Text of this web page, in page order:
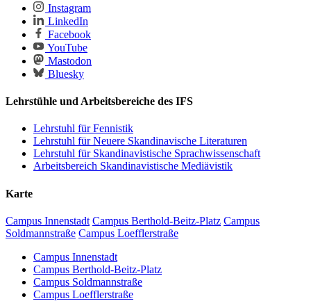
Instagram
LinkedIn
Facebook
YouTube
Mastodon
Bluesky
Lehrstühle und Arbeitsbereiche des IFS
Lehrstuhl für Fennistik
Lehrstuhl für Neuere Skandinavische Literaturen
Lehrstuhl für Skandinavistische Sprachwissenschaft
Arbeitsbereich Skandinavistische Mediävistik
Karte
Campus Innenstadt Campus Berthold-Beitz-Platz Campus
Soldmannstraße Campus Loefflerstraße
Campus Innenstadt
Campus Berthold-Beitz-Platz
Campus Soldmannstraße
Campus Loefflerstraße